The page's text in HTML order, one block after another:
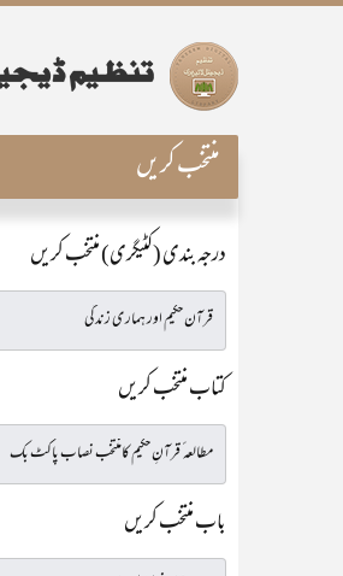
منتخب کریں
درجہ بندی (کٹیگری) منتخب کریں
کتاب منتخب کریں
باب منتخب کریں